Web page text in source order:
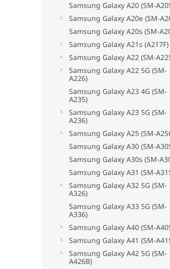
Samsung Galaxy A20 (SM-
Samsung Galaxy A20e (SM-
Samsung Galaxy A20s (SM-
Samsung Galaxy A21s (A217F)
Samsung Galaxy A22 (SM-
Samsung Galaxy A22 5G (SM-
A226)
Samsung Galaxy A23 4G (SM-
A235)
Samsung Galaxy A23 5G (SM-
A236)
Samsung Galaxy A25 (SM-
Samsung Galaxy A30 (SM-
Samsung Galaxy A30s (SM-
Samsung Galaxy A31 (SM-
Samsung Galaxy A32 5G (SM-
A326)
Samsung Galaxy A33 5G (SM-
A336)
Samsung Galaxy A40 (SM-
Samsung Galaxy A41 (SM-
Samsung Galaxy A42 5G (SM-
A426B)